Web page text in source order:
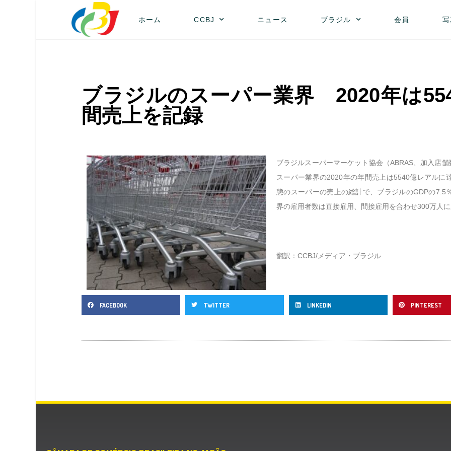
ホーム CCBJ ニュース ブラジル 会員
ブラジルのスーパー業界 2020年は
間売上を記録
ブラジルスーパーマーケット協会（ABRAS、加入店
スーパー業界の2020年の年間売上は5540億レアルに
態のスーパーの売上の総計で、ブラジルのGDPの7.5
界の雇用者数は直接雇用、間接雇用を合わせ300万人に
翻訳：CCBJ/メディア・ブラジル
FACEBOOK TWITTER LINKEDIN PINTEREST